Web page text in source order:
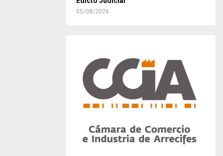
05/08/2026